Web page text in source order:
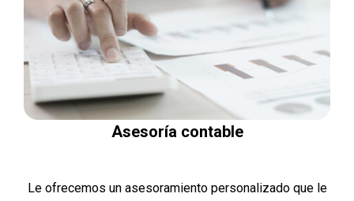
Asesoría contable
Le ofrecemos un asesoramiento personalizado que le